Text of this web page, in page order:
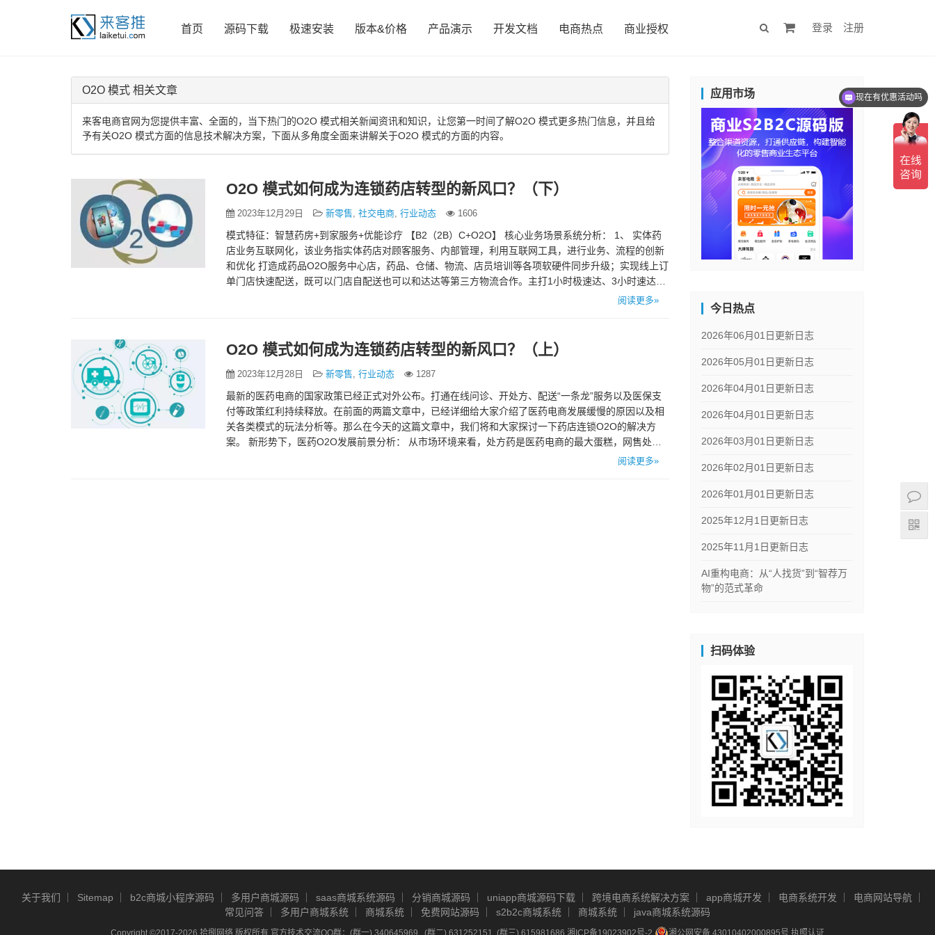
首页 源码下载 极速安装 版本&价格 产品演示 开发文档 电商热点 商业授权 登录 注册
O2O 模式 相关文章
来客电商官网为您提供丰富、全面的，当下热门的O2O 模式相关新闻资讯和知识，让您第一时间了解O2O 模式更多热门信息，并且给
予有关O2O 模式方面的信息技术解决方案，下面从多角度全面来讲解关于O2O 模式的方面的内容。
O2O 模式如何成为连锁药店转型的新风口？（下）
2023年12月29日 新零售, 社交电商, 行业动态 1606
模式特征：智慧药房+到家服务+优能诊疗 【B2（2B）C+O2O】 核心业务场景系统分析： 1、 实体药
店业务互联网化，该业务指实体药店对顾客服务、内部管理，利用互联网工具，进行业务、流程的创新
和优化 打造成药品O2O服务中心店，药品、仓储、物流、店员培训等各项软硬件同步升级；实现线上订
单门店快速配送，既可以门店自配送也可以和达达等第三方物流合作。主打1小时极速达、3小时速达、
阅读更多»
O2O 模式如何成为连锁药店转型的新风口？（上）
2023年12月28日 新零售, 行业动态 1287
最新的医药电商的国家政策已经正式对外公布。打通在线问诊、开处方、配送“一条龙”服务以及医保支
付等政策红利持续释放。在前面的两篇文章中，已经详细给大家介绍了医药电商发展缓慢的原因以及相
关各类模式的玩法分析等。那么在今天的这篇文章中，我们将和大家探讨一下药店连锁O2O的解决方
案。 新形势下，医药O2O发展前景分析： 从市场环境来看，处方药是医药电商的最大蛋糕，网售处方
阅读更多»
应用市场
今日热点
2026年06月01日更新日志
2026年05月01日更新日志
2026年04月01日更新日志
2026年04月01日更新日志
2026年03月01日更新日志
2026年02月01日更新日志
2026年01月01日更新日志
2025年12月1日更新日志
2025年11月1日更新日志
AI重构电商：从“人找货”到“智荐万
物”的范式革命
扫码体验
关于我们 Sitemap b2c商城小程序源码 多用户商城源码 saas商城系统源码 分销商城源码 uniapp商城源码下载 跨境电商系统解决方案 app商城开发 电商系统开发
电商网站导航
常见问答
多用户商城系统 商城系统 免费网站源码 s2b2c商城系统 商城系统 java商城系统源码
Copyright ©2017-2026 拾捌网络 版权所有 官方技术交流QQ群：(群一) 340645969 , (群二) 631252151, (群三) 615981686 湘ICP备19023902号-2 湘公网安备 43010402000895号 执照认证
现在有优惠活动吗